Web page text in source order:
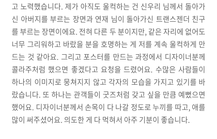
고 노력했습니다. 제가 아직도 울컥하는 건 신우리 님께서 돌아가
신 아버지를 부르는 장면과 연재 님이 돌아가신 트랜스젠더 친구
를 부르는 장면이에요. 전혀 다른 두 분이지만, 같은 자리에 없어도
너무 그리워하고 바랐을 분을 호명하는 게 저를 계속 울컥하게 만
드는 것 같아요. 그리고 포스터를 만드는 과정에서 디자이너분께
콜라주처럼 했으면 좋겠다고 요청을 드렸어요. 수많은 사람들이
하나의 이미지로 뭉쳐지지 않고 각자의 모습을 가지고 있기를 바
랐습니다. 또 하나는 관객들이 굿즈처럼 갖고 싶을 만큼 예뻤으면
했어요. 디자이너분께서 손목이 다 나갈 정도로 누끼를 따고, 애를
많이 써주셨어요. 의도한 게 다 먹혀서 아주 기분이 좋습니다.